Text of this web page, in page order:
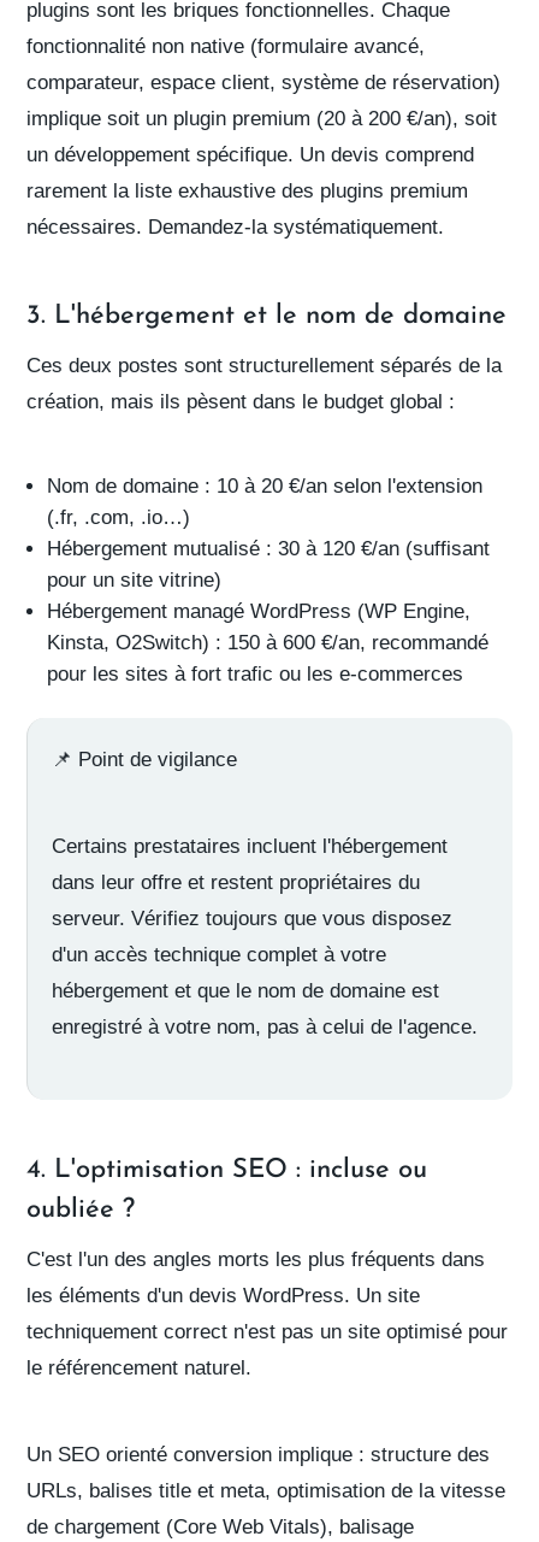
plugins sont les briques fonctionnelles. Chaque
fonctionnalité non native (formulaire avancé,
comparateur, espace client, système de réservation)
implique soit un plugin premium (20 à 200 €/an), soit
un développement spécifique. Undevis comprend
rarement la liste exhaustive des plugins premium
nécessaires. Demandez-la systématiquement.
3. L'hébergement et le nom de domaine
Ces deux postes sont structurellement séparés de la
création, mais ils pèsent dans le budget global :
Nom de domaine : 10 à 20 €/an selon l'extension
(.fr, .com, .io…)
Hébergement mutualisé : 30 à 120 €/an (suffisant
pour un site vitrine)
Hébergement managé WordPress (WP Engine,
Kinsta, O2Switch) : 150 à 600 €/an, recommandé
pour les sites à fort trafic ou les e-commerces
📌 Point de vigilance
Certains prestataires incluent l'hébergement
dans leur offre et restent propriétaires du
serveur. Vérifiez toujours que vous disposez
d'unaccès technique complet à votre
hébergement et que le nom de domaine est
enregistré à votre nom, pas à celui de l'agence.
4. L'optimisation SEO : incluse ou
oubliée ?
C'est l'un des angles morts les plus fréquents dans
leséléments d'un devis WordPress. Un site
techniquement correct n'est pas un site optimisé pour
le référencement naturel.
Un SEO orienté conversion implique : structure des
URLs, balises title et meta, optimisation de la vitesse
de chargement (Core Web Vitals), balisage